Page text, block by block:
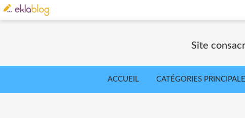
Site
ACCUEIL CATÉGORIES